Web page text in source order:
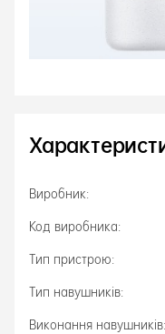
Виробник:
Код виробника:
Тип пристрою:
Тип навушників:
Виконання навушників: